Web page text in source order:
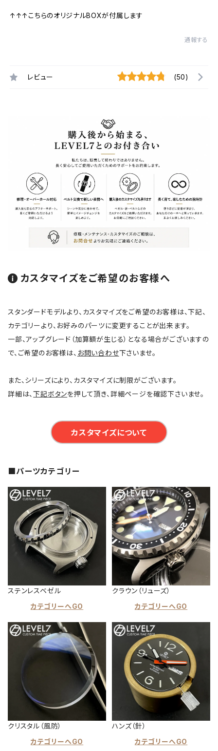
↑↑↑こちらのオリジナルBOXが付属します
通報する
レビュー (50)
カスタマイズをご希望のお客様へ
スタンダードモデルより、カスタマイズをご希望のお客様は、下記、
カテゴリーより、お好みのパーツに変更することが出来ます。
一部、アップグレード（加算額が生じる）となる場合がございますの
で、ご希望のお客様は、 お問い合わせ下さいませ。
また、シリーズにより、カスタマイズに制限がございます。
詳細は、下記ボタンを押して頂き、詳細ページを確認下さいませ。
カスタマイズについて
■パーツカテゴリー
ステンレスベゼル
カテゴリーへGO
クラウン（リューズ）
カテゴリーへGO
クリスタル（風防）
カテゴリーへGO
ハンズ（針）
カテゴリーへGO